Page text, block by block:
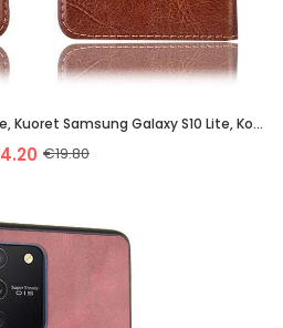
Kuori Samsung Galaxy S10 Lite, Kuoret Samsung Galaxy S10 Lite, Kotelo Samsung Galaxy S10 Lite Aito N
€19.80